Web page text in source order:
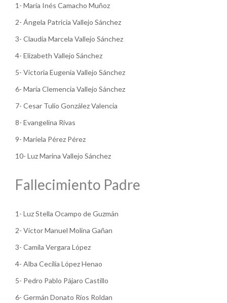
1- María Inés Camacho Muñoz
2- Ángela Patricia Vallejo Sánchez
3- Claudia Marcela Vallejo Sánchez
4- Elizabeth Vallejo Sánchez
5- Victoria Eugenia Vallejo Sánchez
6- María Clemencia Vallejo Sánchez
7- Cesar Tulio González Valencia
8- Evangelina Rivas
9- Mariela Pérez Pérez
10- Luz Marina Vallejo Sánchez
Fallecimiento Padre
1- Luz Stella Ocampo de Guzmán
2- Víctor Manuel Molina Gañan
3- Camila Vergara López
4- Alba Cecilia López Henao
5- Pedro Pablo Pájaro Castillo
6- Germán Donato Ríos Roldan